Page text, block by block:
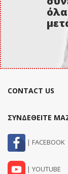
CONTACT US
ΣΥΝΔΕΘΕΙΤΕ
| FACEBOOK
| YOUTUBE